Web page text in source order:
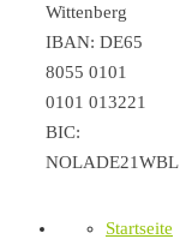
Wittenberg
IBAN: DE65
8055 0101
0101 013221
BIC:
NOLADE21WBL
Startseite